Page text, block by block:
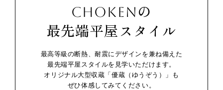
CHOKENの
最先端平屋スタイル
最高等級の断熱、耐震にデザインを兼ね備えた
最先端平屋スタイルを見学いただけます。
オリジナル大型収蔵「優蔵（ゆうぞう）」も
ぜひ体感してみてください。